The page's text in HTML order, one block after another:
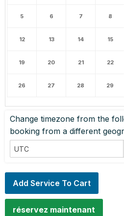
5 6 7 8
12 13 14 15
19 20 21 22
26 27 28 29
Change timezone from the
booking from a different
UTC
Add Service To Cart
réservez maintenant